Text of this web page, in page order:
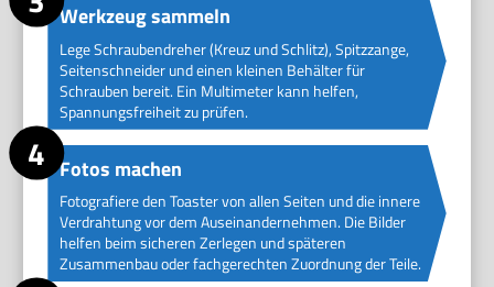
Werkzeug sammeln
Lege Schraubendreher (Kreuz und Schlitz), Spitzzange,
Seitenschneider und einen kleinen Behälter für
Schrauben bereit. Ein Multimeter kann helfen,
Spannungsfreiheit zu prüfen.
Fotos machen
Fotografiere den Toaster von allen Seiten und die innere
Verdrahtung vor dem Auseinandernehmen. Die Bilder
helfen beim sicheren Zerlegen und späteren
Zusammenbau oder fachgerechten Zuordnung der Teile.